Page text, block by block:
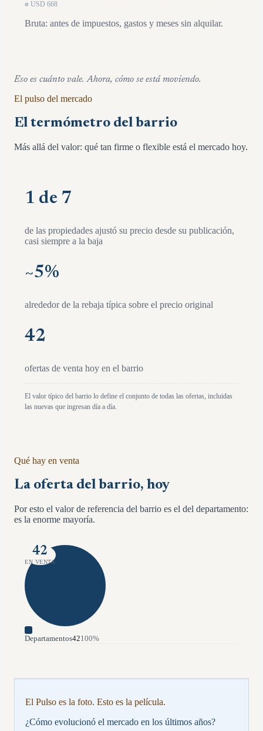
≡ USD 668
Bruta: antes de impuestos, gastos y meses sin alquilar.
Eso es cuánto vale. Ahora, cómo se está moviendo.
El pulso del mercado
El termómetro del barrio
Más allá del valor: qué tan firme o flexible está el mercado hoy.
1 de 7
de las propiedades ajustó su precio desde su publicación,
casi siempre a la baja
~5%
alrededor de la rebaja típica sobre el precio original
42
ofertas de venta hoy en el barrio
El valor típico del barrio lo define el conjunto de todas las ofertas, incluidas
las nuevas que ingresan día a día.
Qué hay en venta
La oferta del barrio, hoy
Por esto el valor de referencia del barrio es el del departamento:
es la enorme mayoría.
42
EN VENTA
Departamentos42100%
El Pulso es la foto. Esto es la película.
¿Cómo evolucionó el mercado en los últimos años?